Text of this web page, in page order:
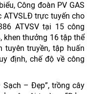
Công đoàn PV GAS
trực tuyến cho
ATVSV tại 15 công
khen thưởng 16 tập thể
tuyên truyền, tập huấn
định, chế độ về công
– Đẹp”, trồng cây